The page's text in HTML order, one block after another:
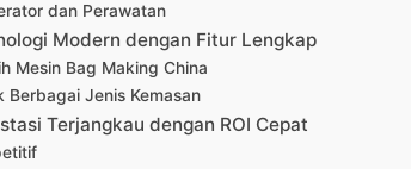
dan Perawatan
Modern dengan Fitur Lengkap
Mesin Bag Making China
Berbagai Jenis Kemasan
Terjangkau dengan ROI Cepat